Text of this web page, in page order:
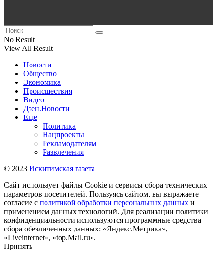
No Result
View All Result
Новости
Общество
Экономика
Происшествия
Видео
Дзен.Новости
Ещё
Политика
Нацпроекты
Рекламодателям
Развлечения
© 2023 Искитимская газета
Сайт использует файлы Cookie и сервисы сбора технических
параметров посетителей. Пользуясь сайтом, вы выражаете
согласие с политикой обработки персональных данных и
применением данных технологий. Для реализации политики
конфиденциальности используются программные средства
сбора обезличенных данных: «Яндекс.Метрика»,
«Liveinternet», «top.Mail.ru».
Принять